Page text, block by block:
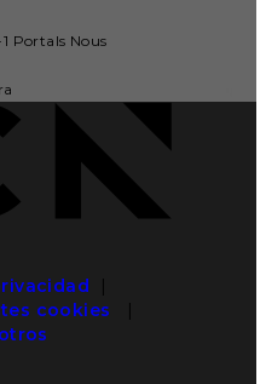
Portals Nous
cookies